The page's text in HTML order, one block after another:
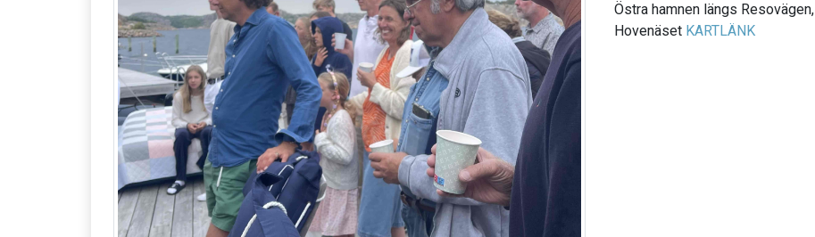
Östra hamnen längs Resovägen,
Hovenäset KARTLÄNK